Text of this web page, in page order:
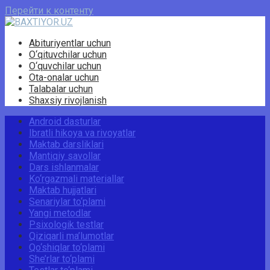
Перейти к контенту
Abituriyentlar uchun
O‘qituvchilar uchun
O‘quvchilar uchun
Ota-onalar uchun
Talabalar uchun
Shaxsiy rivojlanish
Android dasturlar
Ibratli hikoya va rivoyatlar
Maktab darsliklari
Mantiqiy savollar
Dars ishlanmalar
Ko‘rgazmali materiallar
Maktab hujjatlari
Senariylar to‘plami
Yangi metodlar
Psixologik testlar
Qiziqarli ma’lumotlar
Qo‘shiqlar to‘plami
She’rlar to‘plami